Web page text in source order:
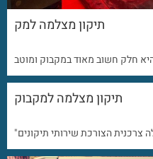
תיקון מצלמה למק
תיקון מצלמה למקבוק